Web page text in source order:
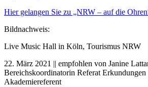
Hier gelangen Sie zu „NRW – auf die
Bildnachweis:
Live Music Hall in Köln, Tourismus NRW
22. März 2021 || empfohlen von Janine
Bereichskoordinatorin Referat
Akademiereferent